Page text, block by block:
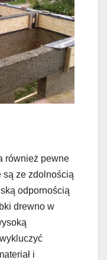
również pewne
są ze zdolnością
odpornością
drewno w
i